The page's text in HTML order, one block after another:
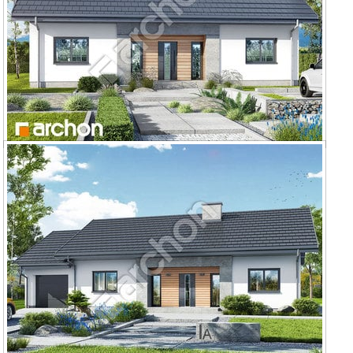
Dom w kostrzewach 4 (E) OZE